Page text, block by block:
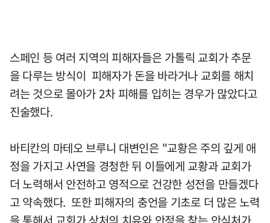
스페인 등 여러 지역의 피해자들은 가톨릭 교회가 추문
을 다루는 방식이 피해자가 돈을 바라거나 교회를 해치
려는 것으로 몰아가 2차 피해를 입히는 경우가 많았다고
진술했다.
바티칸의 마테오 브루니 대변인은 "교황은 주의 깊게 애
정을 가지고 사연을 경청한 뒤 이들에게 교황과 교회가
더 노력해서 안전하고 영적으로 건강한 성전을 만들겠다
고 약속했다. 또한 피해자의 충언을 기초로 더 많은 노력